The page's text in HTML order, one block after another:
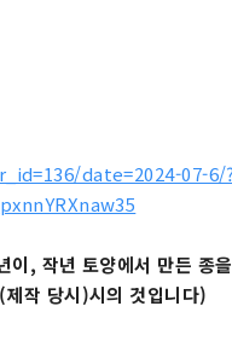
date=2024-07-6/
, 작년 토양에서 만든 종
작 당시)시의 것입니다)